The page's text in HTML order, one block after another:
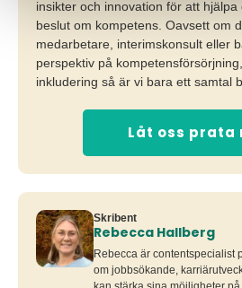
insikter och innovation för att
beslut om kompetens. Oavsett om
medarbetare, interimskonsult eller
perspektiv på
inkludering så är vi bara ett samtal
Låt oss prata
Skribent
Rebecca Hallberg
Rebecca är contentspecialist
om jobbsökande,